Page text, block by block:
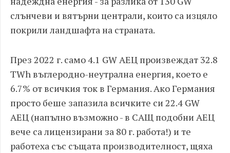
слънчеви и вятърни централи, които са изцяло
покрили ландшафта на страната.
През 2022 г. само 4.1 GW АЕЦ произвеждат 32.8
TWh въглeродно-неутрална енергия, което е
6.7% от всичкия ток в Германия. Ако Германия
просто беше запазила всичките си 22.4 GW
АЕЦ (напълно възможно - в САЩ подобни АЕЦ
вече са лицензирани за 80 г. работа!) и те
работеха със същата производителност, щяха